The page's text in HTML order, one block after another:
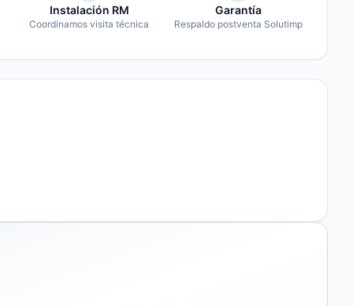
Instalación RM
Coordinamos visita técnica
Garantía
Respaldo postventa Solutimp